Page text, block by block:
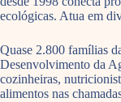
ecológicas. Atua em
Quase 2.800 famílias
Desenvolvimento da
cozinheiras,
alimentos nas